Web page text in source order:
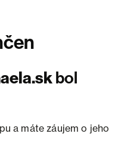
bol
a máte záujem o jeho